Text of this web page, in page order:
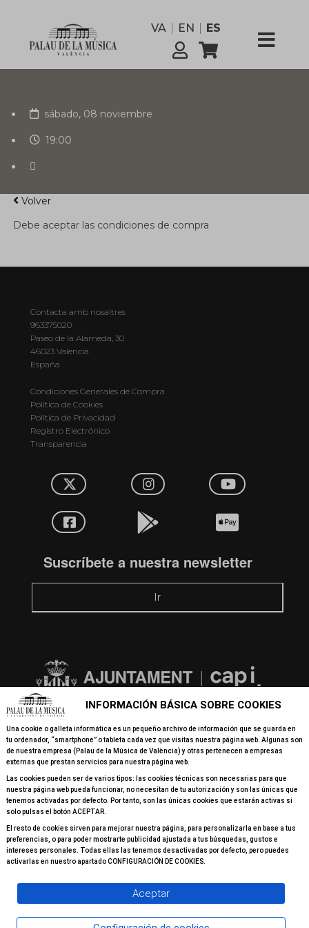
VA EN ESComisión
Servicios
sábado, 08 noviembre
19:00
Volver
Debe aceptar las condiciones de compra
Contacta amb nosaltres
963375020
Paseo de la Alameda, 30
46023 Valencia
España
Condiciones Generales de Compra
Política de Cookies
Política de Privacidad
Registro Electrónico
Transparencia
Suscríbete a nuestra newsletter
Ir
© 2026 Todos los derechos reservados Palau de la Música
INFORMACIÓN BÁSICA SOBRE COOKIES
Una cookie o galleta informática es un pequeño archivo de información que se guarda en
tu ordenador, “smartphone” o tableta cada vez que visitas nuestra página web. Algunas son
de nuestra empresa (Palau de la Música de València) y otras pertenecen a empresas
externas que prestan servicios para nuestra página web.
Las cookies pueden ser de varios tipos: las cookies técnicas son necesarias para que
nuestra página web pueda funcionar, no necesitan de tu autorización y son las únicas que
tenemos activadas por defecto. Por tanto, son las únicas cookies que estarán activas si
solo pulsas el botón ACEPTAR.
El resto de cookies sirven para mejorar nuestra página, para personalizarla en base a tus
preferencias, o para poder mostrarte publicidad ajustada a tus búsquedas, gustos e
intereses personales. Todas ellas las tenemos desactivadas por defecto, pero puedes
activarlas en nuestro apartado CONFIGURACIÓN DE COOKIES.
Aceptar